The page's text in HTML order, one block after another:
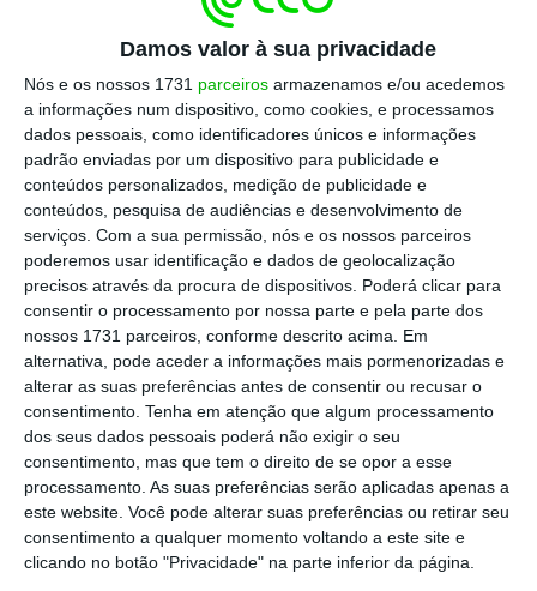
Damos valor à sua privacidade
Nós e os nossos 1731 parceiros armazenamos e/ou acedemos
a informações num dispositivo, como cookies, e processamos
dados pessoais, como identificadores únicos e informações
padrão enviadas por um dispositivo para publicidade e
conteúdos personalizados, medição de publicidade e
conteúdos, pesquisa de audiências e desenvolvimento de
serviços. Com a sua permissão, nós e os nossos parceiros
poderemos usar identificação e dados de geolocalização
precisos através da procura de dispositivos. Poderá clicar para
consentir o processamento por nossa parte e pela parte dos
nossos 1731 parceiros, conforme descrito acima. Em
alternativa, pode aceder a informações mais pormenorizadas e
alterar as suas preferências antes de consentir ou recusar o
consentimento. Tenha em atenção que algum processamento
dos seus dados pessoais poderá não exigir o seu
consentimento, mas que tem o direito de se opor a esse
processamento. As suas preferências serão aplicadas apenas a
este website. Você pode alterar suas preferências ou retirar seu
consentimento a qualquer momento voltando a este site e
clicando no botão "Privacidade" na parte inferior da página.
para ajudar o setor através de diversas
medidas. Além disso, a curto prazo,
estabeleceu-se o objetivo defechar 2021 com
um total de 9.303 milhões de euros em
receitas, um número abaixo dos resultados
pré-pandemia, mas acima dos registados no
ano passado.
Cerca de três meses depois de ser
estabelecida a meta, os números oficiais não
são muito animadores face ao objetivo
definido. De acordo com dadosrevelados pelo
Banco de Portugal (BdP), oprimeiro semestre
fechou com uma receita de 2.398 milhões de
euros, valor que corresponde a apenas 25% da
meta definida pelo Governo para o total do
ano.